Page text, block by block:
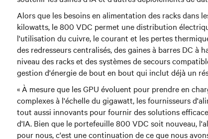
Alors que les besoins en alimentation des racks dans
kilowatts, le 800 VDC permet une distribution
l'utilisation du cuivre, le courant et les pertes
des redresseurs centralisés, des gaines à barres DC à
niveau des racks et des systèmes de secours
gestion d'énergie de bout en bout qui inclut déjà un
« À mesure que les GPU évoluent pour prendre en
complexes à l'échelle du gigawatt, les fournisseurs
tout aussi innovants pour fournir des solutions
d'IA. Bien que le portefeuille 800 VDC soit nouveau,
pour nous, c'est une continuation de ce que nous